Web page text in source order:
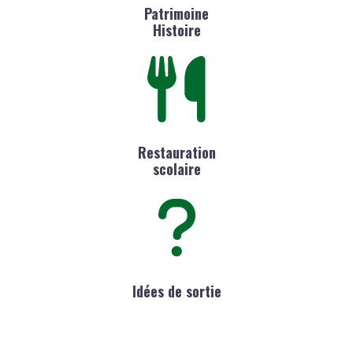
Patrimoine
Histoire
Restauration
scolaire
Idées de sortie